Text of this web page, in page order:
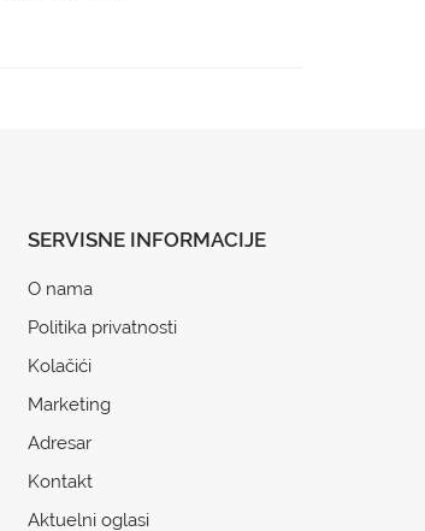
SERVISNE INFORMACIJE
O nama
Politika privatnosti
Kolačići
Marketing
Adresar
Kontakt
Aktuelni oglasi